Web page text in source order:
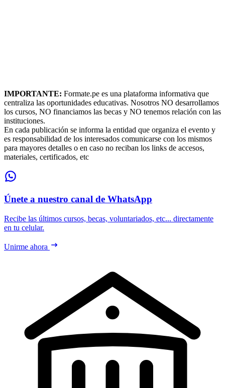
IMPORTANTE: Formate.pe es una plataforma informativa que
centraliza las oportunidades educativas. Nosotros NO desarrollamos
los cursos, NO financiamos las becas y NO tenemos relación con las
instituciones.
En cada publicación se informa la entidad que organiza el evento y
es responsabilidad de los interesados comunicarse con los mismos
para mayores detalles o en caso no reciban los links de accesos,
materiales, certificados, etc
Únete a nuestro canal de WhatsApp
Recibe las últimos cursos, becas, voluntariados, etc... directamente
en tu celular.
Unirme ahora